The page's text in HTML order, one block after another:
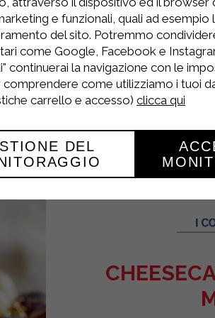
pendant au moins 1
et coupées en deux,
e funzionali, quali ad esempio
del sito. Potremmo
come Google, Facebook e
continuerai la navigazione con le
come utilizziamo i tuoi
carrello e accesso) clicca qui
DEL